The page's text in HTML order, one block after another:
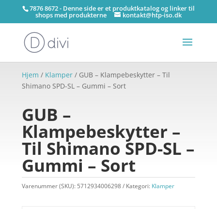
7876 8672 - Denne side er et produktkatalog og linker til
shops med produkterne kontakt@htp-iso.dk
Hjem / Klamper/ GUB – Klampebeskytter – Til
Shimano SPD-SL – Gummi – Sort
GUB –
Klampebeskytter –
Til Shimano SPD-SL –
Gummi – Sort
Varenummer (SKU): 5712934006298 Kategori: Klamper